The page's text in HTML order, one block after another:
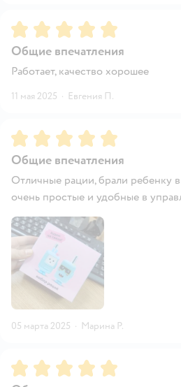
Рейтинг:5
Общие впечатления
Работает, качество хорошее
11 мая 2025 · Евгения П.
Рейтинг:5
Общие впечатления
Отличные рации, брали ребенку
очень простые и удобные в
05 марта 2025 · Марина P.
Рейтинг:5